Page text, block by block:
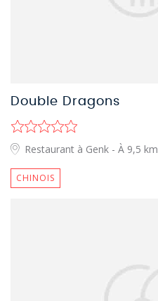
Double Dragons
Restaurant à Genk - À 9,5 km
CHINOIS